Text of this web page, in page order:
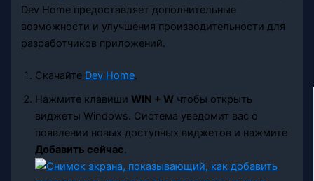
Dev Home предоставляет дополнительные
возможности и улучшения производительности для
разработчиков приложений.
Скачайте Dev Home.
Нажмите клавишиWIN + W чтобы открыть
виджеты Windows. Система уведомит вас о
появлении новых доступных виджетов и нажмите
Добавить сейчас.